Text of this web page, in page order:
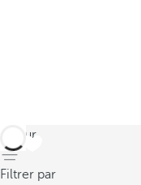
retour
Filtrer par